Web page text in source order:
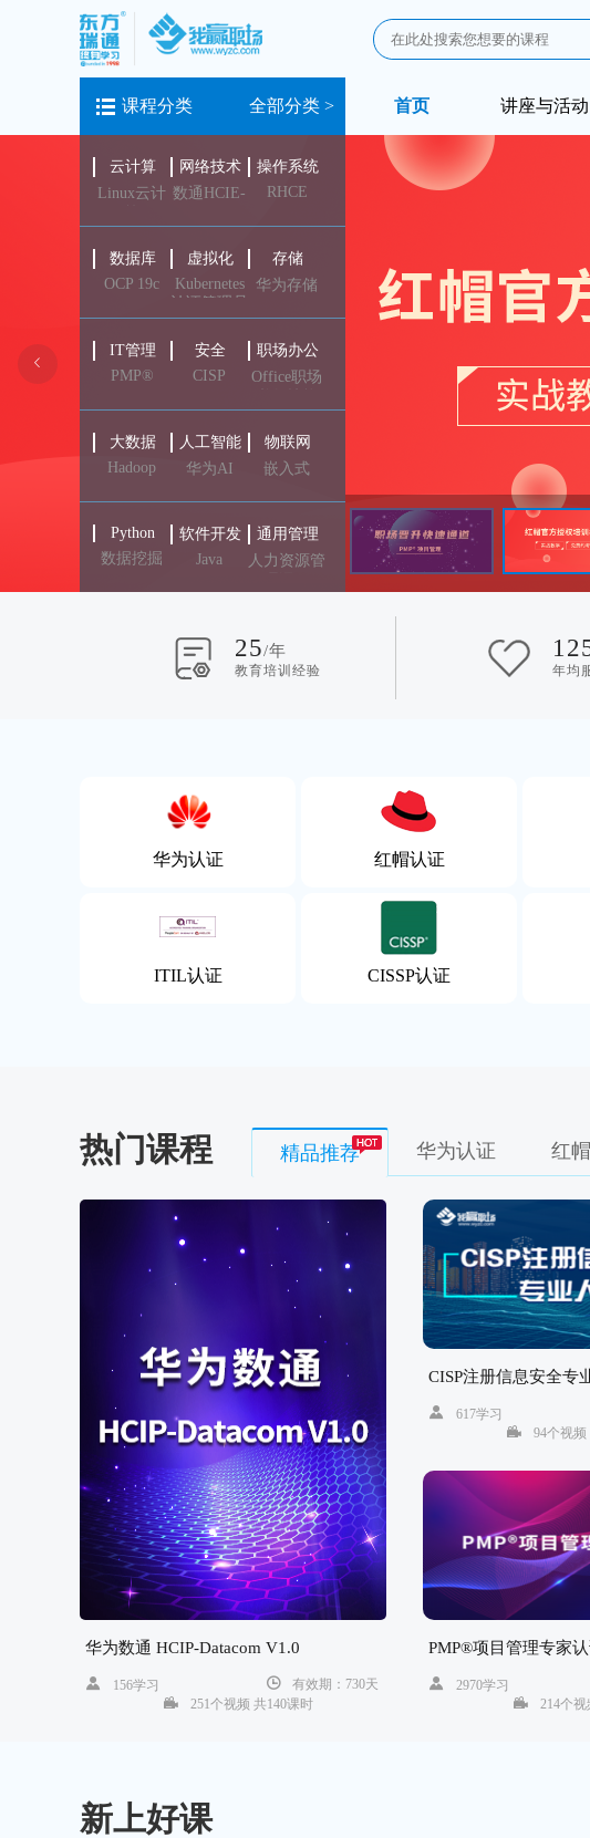
课程分类 全部分类 >
云计算
Linux云计
网络技术
数通HCIE-
操作系统
RHCE
数据库
OCP 19c
虚拟化
Kubernetes
认证管理员
(CKA)
存储
华为存储
Storage
IT管理
PMP®
安全
CISP
职场办公
Office职场
大数据
Hadoop
人工智能
华为AI
物联网
嵌入式
Python
数据挖掘
软件开发
Java
通用管理
人力资源管
首页 讲座与活动
25/年
教育培训经验 年均
华为认证 红帽认证
ITIL认证 CISSP认证
热门课程 精品推荐 华为认证 红
华为数通 HCIP-Datacom V1.0
156学习
有效期：730天
251个视频 共140课时
CISP注册信息安全专
617学习
94个视频
PMP®项目管理专家
2970学习
214个
新上好课